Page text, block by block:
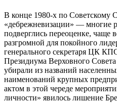
В конце 1980-х по Советскому
«дебрежневизации» — многие
подверглись переоценке, чаще
разгромной для покойного
генерального секретаря ЦК
Президиума Верховного
убирали из названий
наименований крупных
актом в этой череде
личности» явилось лишение